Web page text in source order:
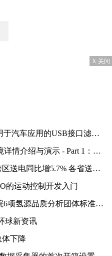
X 关闭
用的USB接口滤波及保护方案
绍与演示 - Part 1：估算与实现
增5.7% 各省送出电量同比增3.3%
的运动控制开发入门
氢源品质分析团体标准发布
球新资讯
体下降